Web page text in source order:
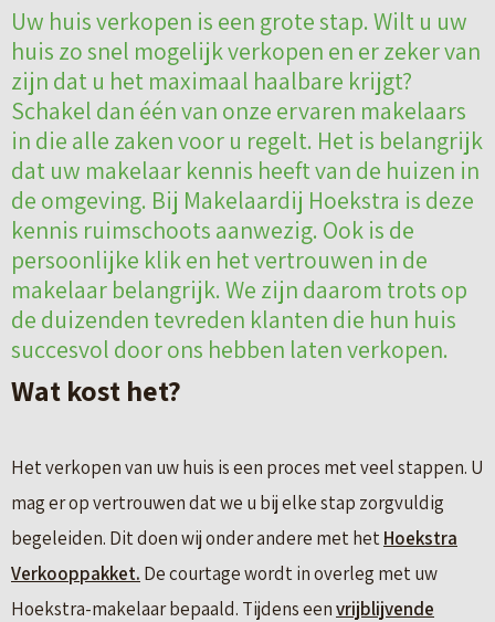
Uw huis verkopen is een grote stap. Wilt u uw
huis zo snel mogelijk verkopen en er zeker van
zijn dat u het maximaal haalbare krijgt?
Schakel dan één van onze ervaren makelaars
in die alle zaken voor u regelt. Het is belangrijk
dat uw makelaar kennis heeft van de huizen in
de omgeving. Bij Makelaardij Hoekstra is deze
kennis ruimschoots aanwezig. Ook is de
persoonlijke klik en het vertrouwen in de
makelaar belangrijk. We zijn daarom trots op
de duizenden tevreden klanten die hun huis
succesvol door ons hebben laten verkopen.
Wat kost het?
Het verkopen van uw huis is een proces met veel stappen. U
mag er op vertrouwen dat we u bij elke stap zorgvuldig
begeleiden. Dit doen wij onder andere met hetHoekstra
Verkooppakket. De courtage wordt in overleg met uw
Hoekstra-makelaar bepaald. Tijdens eenvrijblijvende